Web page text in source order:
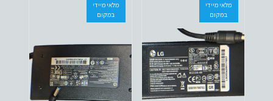
מלאי מיידי
במקום
מלאי מיידי
במקום